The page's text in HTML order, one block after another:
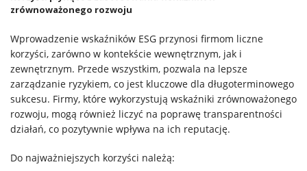
zrównoważonego rozwoju
Wprowadzenie wskaźników ESG przynosi firmom liczne
korzyści, zarówno w kontekście wewnętrznym, jak i
zewnętrznym. Przede wszystkim, pozwala na lepsze
zarządzanie ryzykiem, co jest kluczowe dla długoterminowego
sukcesu. Firmy, które wykorzystują wskaźniki zrównoważonego
rozwoju, mogą również liczyć na poprawę transparentności
działań, co pozytywnie wpływa na ich reputację.
Do najważniejszych korzyści należą: